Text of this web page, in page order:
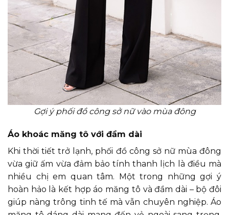
Gợi ý phối đồ công sở nữ vào mùa đông
Áo khoác măng tô với đầm dài
Khi thời tiết trở lạnh, phối đồ công sở nữ mùa đông
vừa giữ ấm vừa đảm bảo tính thanh lịch là điều mà
nhiều chị em quan tâm. Một trong những gợi ý
hoàn hảo là kết hợp áo măng tô và đầm dài – bộ đôi
giúp nàng trông tinh tế mà vẫn chuyên nghiệp. Áo